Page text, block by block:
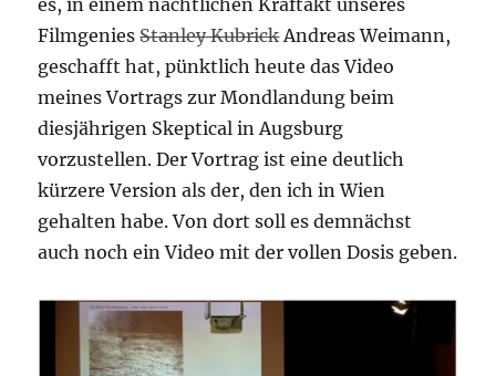
es, in einem nächtlichen Kraftakt unseres
FilmgeniesStanley KubrickAndreas Weimann,
geschafft hat, pünktlich heute das Video
meines Vortrags zur Mondlandung beim
diesjährigen Skeptical in Augsburg
vorzustellen. Der Vortrag ist eine deutlich
kürzere Version als der, den ich in Wien
gehalten habe. Von dort soll es demnächst
auch noch ein Video mit der vollen Dosis geben.